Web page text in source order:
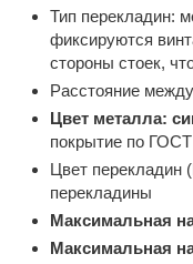
Тип перекладин:
фиксируются
стороны стоек,
Расстояние
Цвет металла:
покрытие по
Цвет перекладин
перекладины
Максимальная
Максимальная